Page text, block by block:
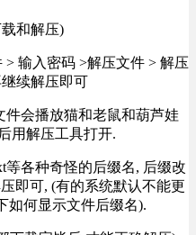
和解压)
输入密码 >解压文件 > 解压
续解压即可
件会播放猫和老鼠和葫芦娃
用解压工具打开.
等各种奇怪的后缀名, 后缀改
即可, (有的系统默认不能更
如何显示文件后缀名).